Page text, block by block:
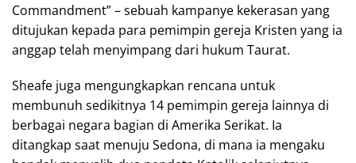
Commandment” – sebuah kampanye kekerasan yang
ditujukan kepada para pemimpin gereja Kristen yang ia
anggap telah menyimpang dari hukum Taurat.
Sheafe juga mengungkapkan rencana untuk
membunuh sedikitnya 14 pemimpin gereja lainnya di
berbagai negara bagian di Amerika Serikat. Ia
ditangkap saat menuju Sedona, di mana ia mengaku